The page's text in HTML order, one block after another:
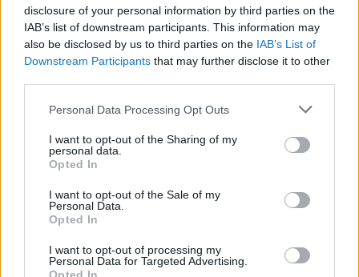
disclosure of your personal information by third parties on the
IAB’s list of downstream participants. This information may
also be disclosed by us to third parties on the IAB’s List of
Downstream Participants that may further disclose it to other
Please note that this website/app uses one or more Google
not limited to your visit or usage behaviour. You may click to
grant or deny consent to Google and its third-party tags to
use your data for below specified purposes in below Google
consent section.
Personal Data Processing Opt Outs
I want to opt-out of the Sharing of my
personal data.
Opted In
I want to opt-out of the Sale of my
Personal Data.
Opted In
I want to opt-out of processing my
Personal Data for Targeted Advertising.
A közlekedés mérföldkövei